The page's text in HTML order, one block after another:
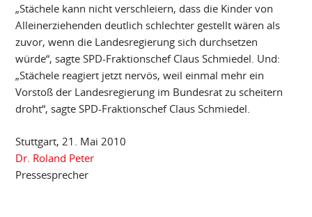
„Stächele kann nicht verschleiern, dass die Kinder von
Alleinerziehenden deutlich schlechter gestellt wären als
zuvor, wenn die Landesregierung sich durchsetzen
würde“, sagte SPD-Fraktionschef Claus Schmiedel. Und:
„Stächele reagiert jetzt nervös, weil einmal mehr ein
Vorstoß der Landesregierung im Bundesrat zu scheitern
droht“, sagte SPD-Fraktionschef Claus Schmiedel.
Stuttgart, 21. Mai 2010
Dr. Roland Peter
Pressesprecher